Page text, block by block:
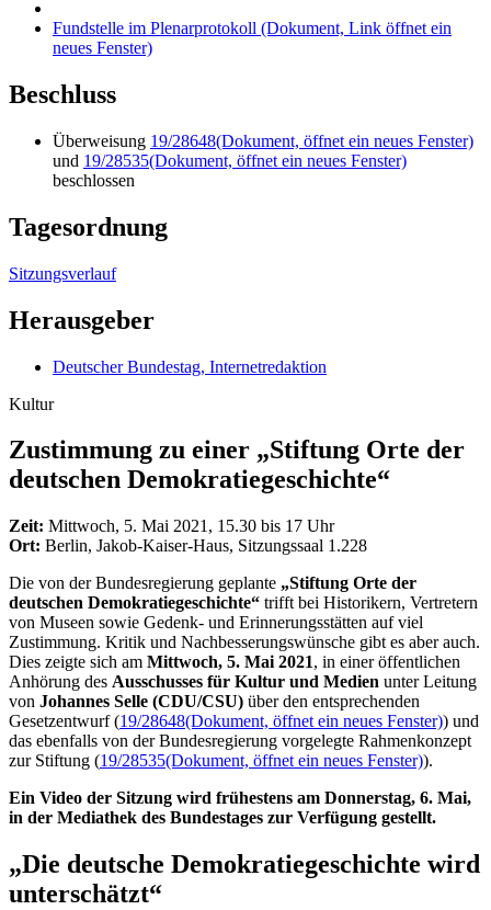
Fundstelle im Plenarprotokoll (Dokument, Link öffnet ein
neues Fenster)
Beschluss
Überweisung 19/28648(Dokument, öffnet ein neues Fenster)
und 19/28535(Dokument, öffnet ein neues Fenster)
beschlossen
Tagesordnung
Sitzungsverlauf
Herausgeber
Deutscher Bundestag, Internetredaktion
Kultur
Zustimmung zu einer „Stif­tung Orte der
deut­schen Demokratiegeschichte“
Zeit: Mittwoch, 5. Mai 2021, 15.30 bis 17 Uhr
Ort: Berlin, Jakob-Kaiser-Haus, Sitzungssaal 1.228
Die von der Bundesregierung geplante „Stiftung Orte der
deutschen Demokratiegeschichte“ trifft bei Historikern, Vertretern
von Museen sowie Gedenk- und Erinnerungsstätten auf viel
Zustimmung. Kritik und Nachbesserungswünsche gibt es aber auch.
Dies zeigte sich am Mittwoch, 5. Mai 2021, in einer öffentlichen
Anhörung des Ausschusses für Kultur und Medien unter Leitung
von Johannes Selle (CDU/CSU) über den entsprechenden
Gesetzentwurf (19/28648(Dokument, öffnet ein neues Fenster)) und
das ebenfalls von der Bundesregierung vorgelegte Rahmenkonzept
zur Stiftung (19/28535(Dokument, öffnet ein neues Fenster)).
Ein Video der Sitzung wird frühestens am Donnerstag, 6. Mai,
in der Mediathek des Bundestages zur Verfügung gestellt.
„Die deutsche Demokratiegeschichte wird
unterschätzt“